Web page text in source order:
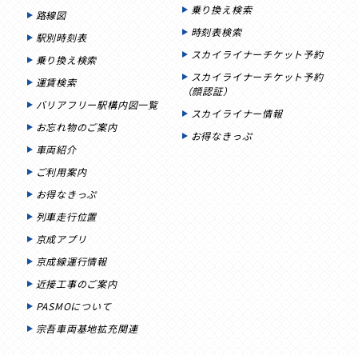
路線図
駅別時刻表
乗り換え検索
運賃検索
バリアフリー駅構内図一覧
お忘れ物のご案内
車両紹介
ご利用案内
お得なきっぷ
列車走行位置
京成アプリ
京成線運行情報
近接工事のご案内
PASMOについて
宗吾車両基地拡充関連
乗り換え検索
時刻表検索
スカイライナーチケット予約
スカイライナーチケット予約
（顔認証）
スカイライナー情報
お得なきっぷ